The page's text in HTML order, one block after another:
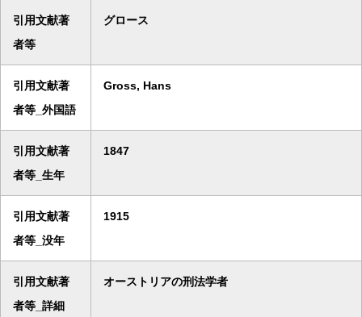
引用文献著
者等
グロース
引用文献著
者等_外国語
Gross, Hans
引用文献著
者等_生年
1847
引用文献著
者等_没年
1915
引用文献著
者等_詳細
オーストリアの刑法学者